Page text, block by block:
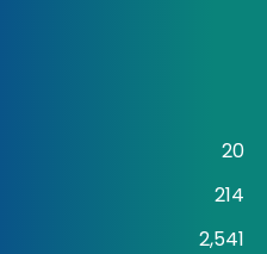
20
214
2,541